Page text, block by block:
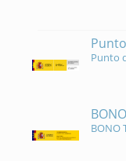
Punto
BONO